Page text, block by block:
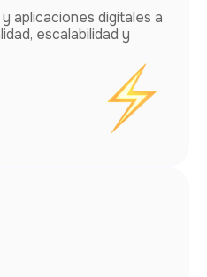
aplicaciones digitales a
escalabilidad y